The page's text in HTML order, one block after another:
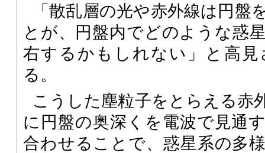
「散乱層の光や赤外線は円盤
とが、円盤内でどのような惑
右するかもしれない」と高
る。
こうした塵粒子をとらえる赤
に円盤の奥深くを電波で見通
合わせることで、惑星系の多